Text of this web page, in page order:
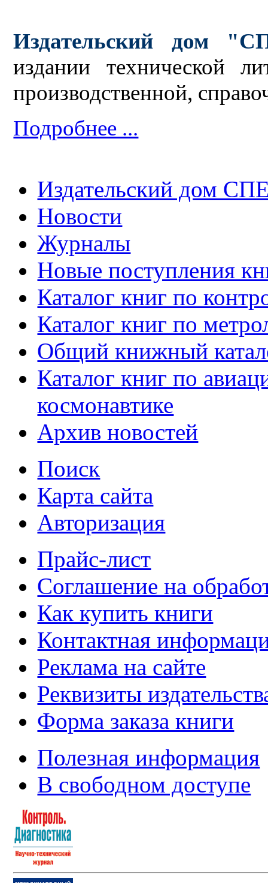
Издательский дом
издании технической
производственной,
Подробнее ...
Издательский дом
Новости
Журналы
Новые поступления
Каталог книг по
Каталог книг по
Общий книжный
Каталог книг по
космонавтике
Архив новостей
Поиск
Карта сайта
Авторизация
Прайс-лист
Соглашение на
Как купить книги
Контактная
Реклама на сайте
Реквизиты
Форма заказа книги
Полезная информация
В свободном доступе